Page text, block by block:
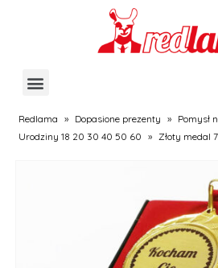
Redlama » Dopasione prezenty » Pomysł
Urodziny 18 20 30 40 50 60 » Złoty medal